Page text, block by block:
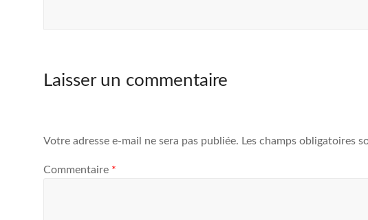
Laisser un commentaire
Votre adresse e-mail ne sera pas publiée. Les champs obligatoires
Commentaire *